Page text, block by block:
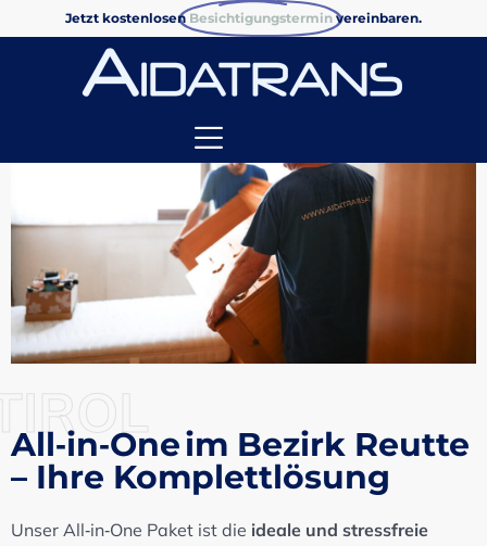
Jetzt kostenlosen Besichtigungstermin vereinbaren.
All‑in‑One im Bezirk Reutte
– Ihre Komplettlösung
Unser All‑in‑One Paket ist die ideale und stressfreie